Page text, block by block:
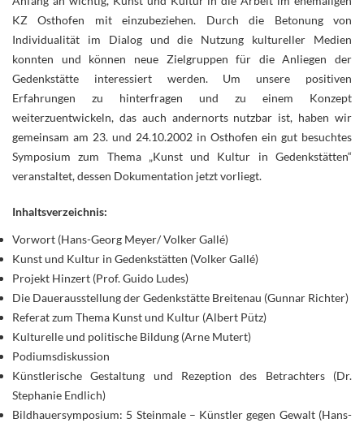
KZ Osthofen mit einzubeziehen. Durch die Betonung von
Individualität im Dialog und die Nutzung kultureller Medien
konnten und können neue Zielgruppen für die Anliegen der
Gedenkstätte interessiert werden. Um unsere positiven
Erfahrungen zu hinterfragen und zu einem Konzept
weiterzuentwickeln, das auch andernorts nutzbar ist, haben wir
gemeinsam am 23. und 24.10.2002 in Osthofen ein gut besuchtes
Symposium zum Thema „Kunst und Kultur in Gedenkstätten“
veranstaltet, dessen Dokumentation jetzt vorliegt.
Inhaltsverzeichnis:
Vorwort (Hans-Georg Meyer/ Volker Gallé)
Kunst und Kultur in Gedenkstätten (Volker Gallé)
Projekt Hinzert (Prof. Guido Ludes)
Die Dauerausstellung der Gedenkstätte Breitenau (Gunnar Richter)
Referat zum Thema Kunst und Kultur (Albert Pütz)
Kulturelle und politische Bildung (Arne Mutert)
Podiumsdiskussion
Künstlerische Gestaltung und Rezeption des Betrachters (Dr.
Stephanie Endlich)
Bildhauersymposium: 5 Steinmale – Künstler gegen Gewalt (Hans-